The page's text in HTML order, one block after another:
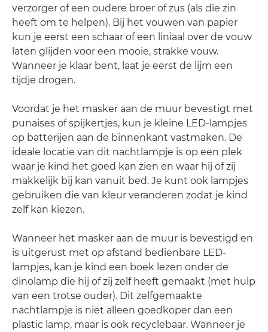
verzorger of een oudere broer of zus (als die zin
heeft om te helpen). Bij het vouwen van papier
kun je eerst een schaar of een liniaal over de vouw
laten glijden voor een mooie, strakke vouw.
Wanneer je klaar bent, laat je eerst de lijm een
tijdje drogen.
Voordat je het masker aan de muur bevestigt met
punaises of spijkertjes, kun je kleine LED-lampjes
op batterijen aan de binnenkant vastmaken. De
ideale locatie van dit nachtlampje is op een plek
waar je kind het goed kan zien en waar hij of zij
makkelijk bij kan vanuit bed. Je kunt ook lampjes
gebruiken die van kleur veranderen zodat je kind
zelf kan kiezen.
Wanneer het masker aan de muur is bevestigd en
is uitgerust met op afstand bedienbare LED-
lampjes, kan je kind een boek lezen onder de
dinolamp die hij of zij zelf heeft gemaakt (met hulp
van een trotse ouder). Dit zelfgemaakte
nachtlampje is niet alleen goedkoper dan een
plastic lamp, maar is ook recyclebaar. Wanneer je